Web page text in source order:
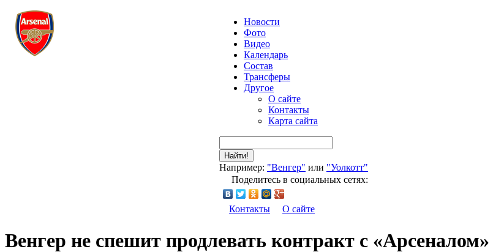
Новости
Фото
Видео
Календарь
Состав
Трансферы
Другое
О сайте
Контакты
Карта сайта
Найти!
Например: "Венгер" или "Уолкотт"
Поделитесь в социальных сетях:
Контакты О сайте
Венгер не спешит продлевать контракт с «Арсеналом»